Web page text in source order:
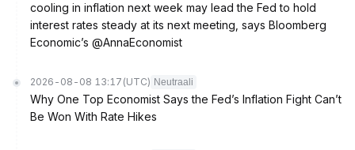
cooling in inflation next week may lead the Fed to hold
interest rates steady at its next meeting, says Bloomberg
Economic’s @AnnaEconomist
2026-08-08 13:17 (UTC) Neutraali
Why One Top Economist Says the Fed’s Inflation Fight Can’t
Be Won With Rate Hikes